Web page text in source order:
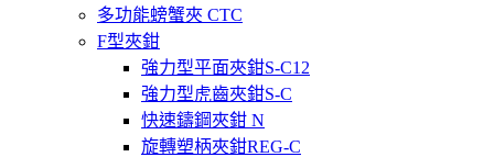
多功能螃蟹夾 CTC
F型夾鉗
強力型平面夾鉗S-C12
強力型虎齒夾鉗S-C
快速鑄鋼夾鉗 N
旋轉塑柄夾鉗REG-C